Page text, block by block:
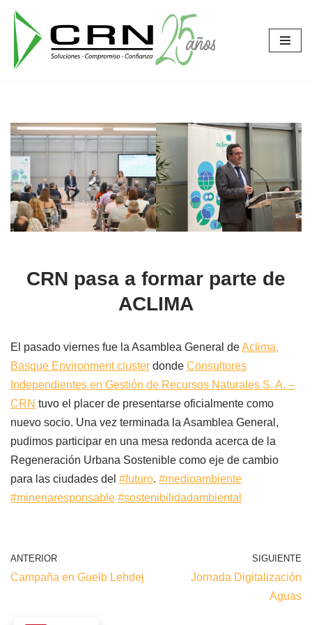
Saltar
al
CRN pasa a formar parte de
ACLIMA
El pasado viernes fue la Asamblea General deAclima,
Basque Environment cluster donde Consultores
Independientes en Gestión de Recursos Naturales S. A. –
CRN tuvo el placer de presentarse oficialmente como
nuevo socio. Una vez terminada la Asamblea General,
pudimos participar en una mesa redonda acerca de la
Regeneración Urbana Sostenible como eje de cambio
para las ciudades del #futuro. #medioambiente
#mineriaresponsable #sostenibilidadambiental
ANTERIOR
Campaña en Guelb Lehdej
SIGUIENTE
Jornada Digitalización
Aguas